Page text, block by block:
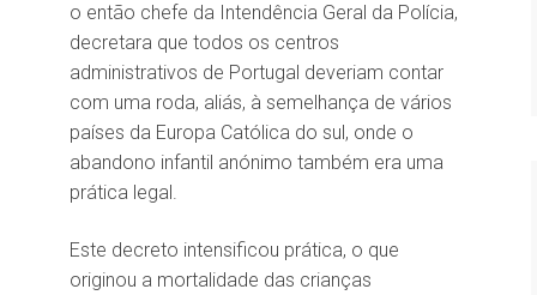
o então chefe da Intendência Geral da Polícia,
decretara que todos os centros
administrativos de Portugal deveriam contar
com uma roda, aliás, à semelhança de vários
países da Europa Católica do sul, onde o
abandono infantil anónimo também era uma
prática legal.
Este decreto intensificou prática, o que
originou a mortalidade das crianças